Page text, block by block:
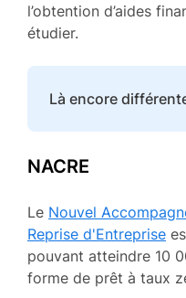
l’obtention d’aides
étudier.
Là encore
NACRE
Le Nouvel
Reprise d'Entreprise
pouvant atteindre 10
forme de prêt à taux